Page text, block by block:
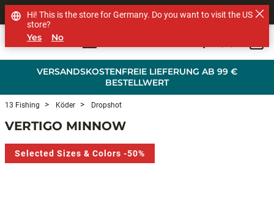
VERSANDSKOSTENFREIE LIEFERUNG AB 99 €
BESTELLWERT
SHOP OTHER BRANDS
13 Fishing Köder Dropshot
VERTIGO MINNOW
Selected Sizes & Colors -50%
Hi! This is the store for Germany. Do you want to visit the US
store?
Yes No